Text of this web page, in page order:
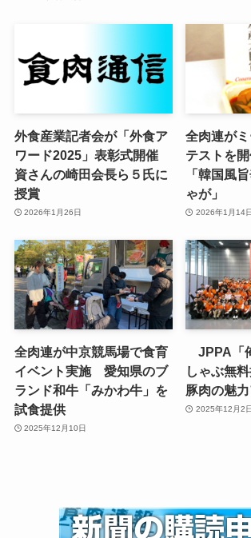
外食産業記者会が「外食ア
ワード2025」表彰式開催
資さんの崎田会長ら５氏に
授賞
2026年1月26日
全肉連が
テストを
「韓国風
ゃが」
2026年1月14日
全肉連が中京競馬場で食育
イベント実施 愛知県のブ
ランド和牛「みかわ牛」を
試食提供
2025年12月10日
JPPA「
しゃぶ無
豚肉の魅
2025年12月2日